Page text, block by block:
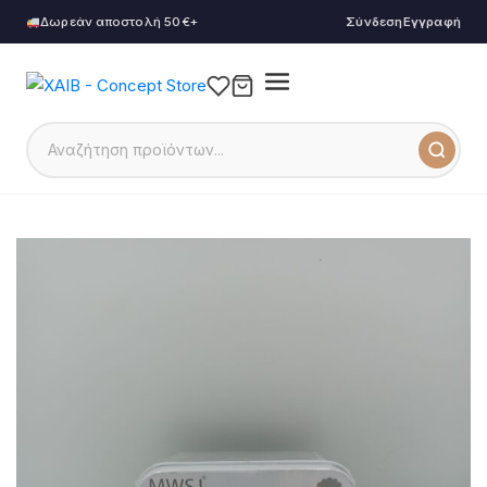
Δωρεάν αποστολή 50€+ ΣύνδεσηΕγγραφή